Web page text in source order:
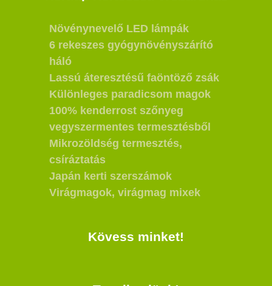
Növénynevelő LED lámpák
6 rekeszes gyógynövényszárító
háló
Lassú áteresztésű faöntöző zsák
Különleges paradicsom magok
100% kenderrost szőnyeg
vegyszermentes termesztésből
Mikrozöldség termesztés,
csíráztatás
Japán kerti szerszámok
Virágmagok, virágmag mixek
Kövess minket!